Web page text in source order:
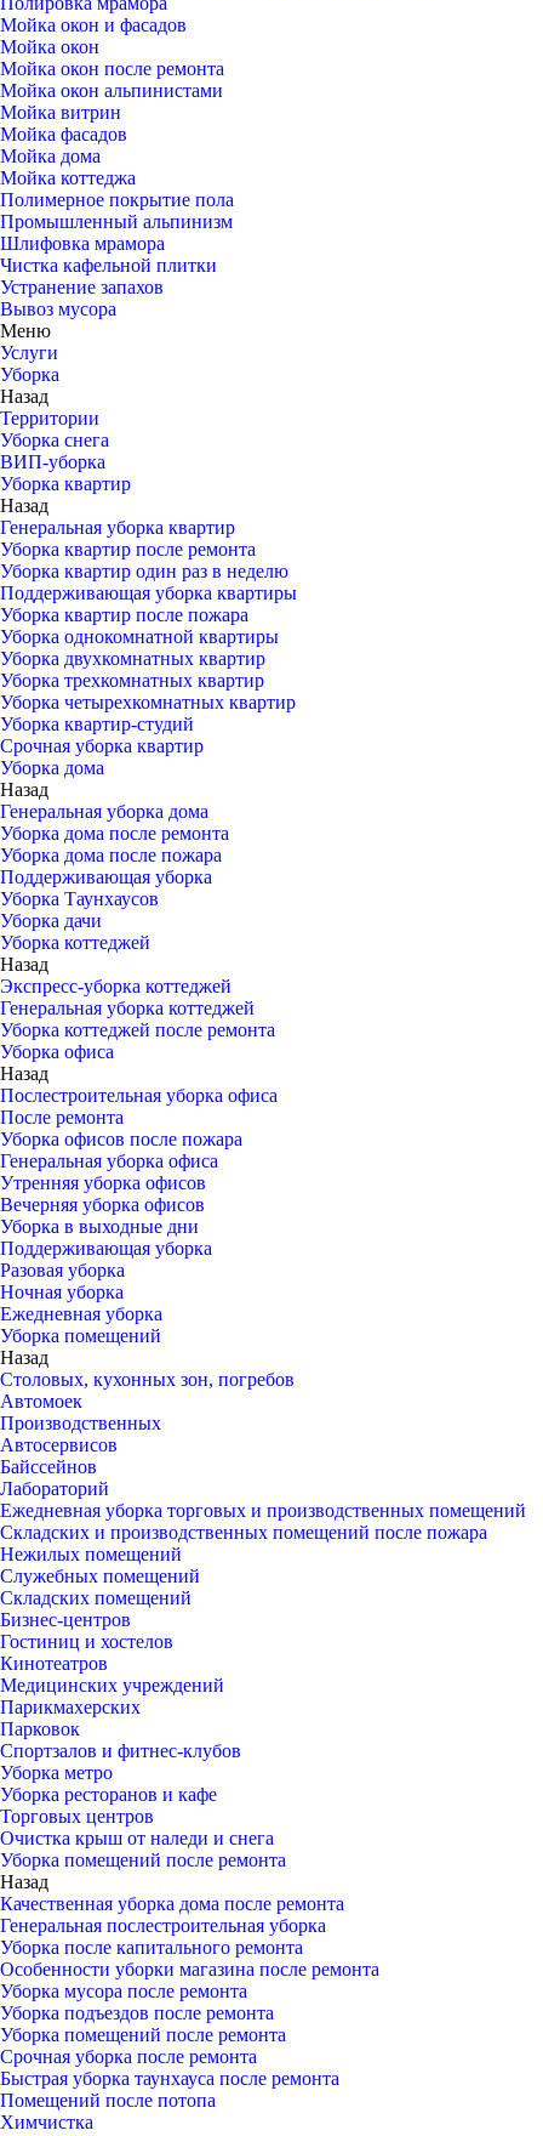
Мойка окон и фасадов
Мойка окон
Мойка окон после ремонта
Мойка окон альпинистами
Мойка витрин
Мойка фасадов
Мойка дома
Мойка коттеджа
Полимерное покрытие пола
Промышленный альпинизм
Шлифовка мрамора
Чистка кафельной плитки
Устранение запахов
Вывоз мусора
Меню
Услуги
Уборка
Назад
Территории
Уборка снега
ВИП-уборка
Уборка квартир
Назад
Генеральная уборка квартир
Уборка квартир после ремонта
Уборка квартир один раз в неделю
Поддерживающая уборка квартиры
Уборка квартир после пожара
Уборка однокомнатной квартиры
Уборка двухкомнатных квартир
Уборка трехкомнатных квартир
Уборка четырехкомнатных квартир
Уборка квартир-студий
Срочная уборка квартир
Уборка дома
Назад
Генеральная уборка дома
Уборка дома после ремонта
Уборка дома после пожара
Поддерживающая уборка
Уборка Таунхаусов
Уборка дачи
Уборка коттеджей
Назад
Экспресс-уборка коттеджей
Генеральная уборка коттеджей
Уборка коттеджей после ремонта
Уборка офиса
Назад
Послестроительная уборка офиса
После ремонта
Уборка офисов после пожара
Генеральная уборка офиса
Утренняя уборка офисов
Вечерняя уборка офисов
Уборка в выходные дни
Поддерживающая уборка
Разовая уборка
Ночная уборка
Ежедневная уборка
Уборка помещений
Назад
Столовых, кухонных зон, погребов
Автомоек
Производственных
Автосервисов
Байссейнов
Лабораторий
Ежедневная уборка торговых и производственных помещений
Складских и производственных помещений после пожара
Нежилых помещений
Служебных помещений
Складских помещений
Бизнес-центров
Гостиниц и хостелов
Кинотеатров
Медицинских учреждений
Парикмахерских
Парковок
Спортзалов и фитнес-клубов
Уборка метро
Уборка ресторанов и кафе
Торговых центров
Очистка крыш от наледи и снега
Уборка помещений после ремонта
Назад
Качественная уборка дома после ремонта
Генеральная послестроительная уборка
Уборка после капитального ремонта
Особенности уборки магазина после ремонта
Уборка мусора после ремонта
Уборка подъездов после ремонта
Уборка помещений после ремонта
Срочная уборка после ремонта
Быстрая уборка таунхауса после ремонта
Помещений после потопа
Химчистка